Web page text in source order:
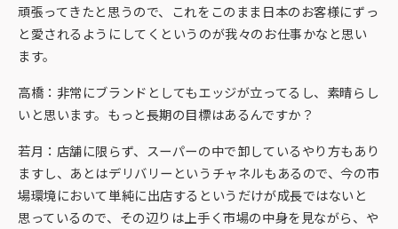
頑張ってきたと思うので、これをこのまま日本のお客様にずっ
と愛されるようにしてくというのが我々のお仕事かなと思い
ます。
高橋：非常にブランドとしてもエッジが立ってるし、素晴らし
いと思います。もっと長期の目標はあるんですか？
若月：店舗に限らず、スーパーの中で卸しているやり方もあり
ますし、あとはデリバリーというチャネルもあるので、今の市
場環境において単純に出店するというだけが成長ではないと
思っているので、その辺りは上手く市場の中身を見ながら、や